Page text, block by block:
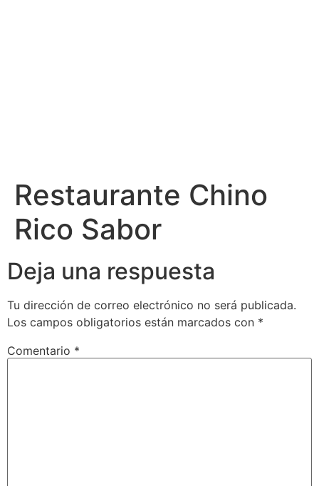
Restaurante Chino
Rico Sabor
Deja una respuesta
Tu dirección de correo electrónico no será publicada.
Los campos obligatorios están marcados con *
Comentario *